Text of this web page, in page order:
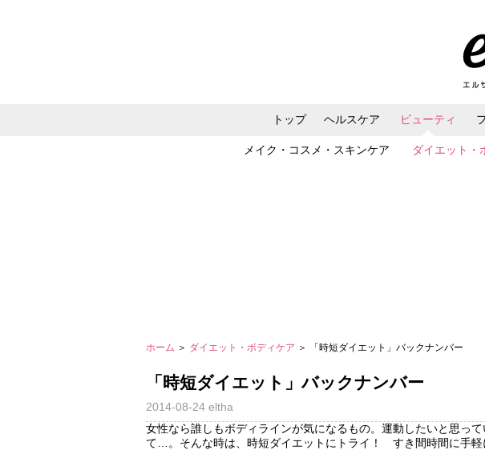
トップ ヘルスケア ビューティ
メイク・コスメ・スキンケア ダイエット・
ホーム ＞ ダイエット・ボディケア ＞ 「時短ダイエット」バックナンバー
「時短ダイエット」バックナンバー
2014-08-24 eltha
女性なら誰しもボディラインが気になるもの。運動したいと思っ
て…。そんな時は、時短ダイエットにトライ！ すき間時間に手軽